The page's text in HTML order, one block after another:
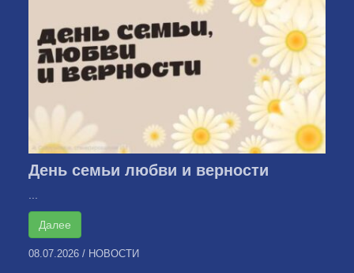
День семьи любви и верности
Далее
08.07.2026 / НОВОСТИ